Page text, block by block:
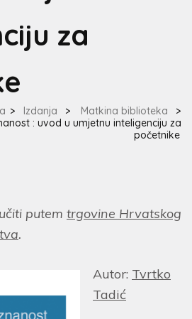
za
> Izdanja > Matkina biblioteka
>
: uvod u umjetnu inteligenciju za
početnike
putem trgovine Hrvatskog
.
Autor: Tvrtko
Tadić